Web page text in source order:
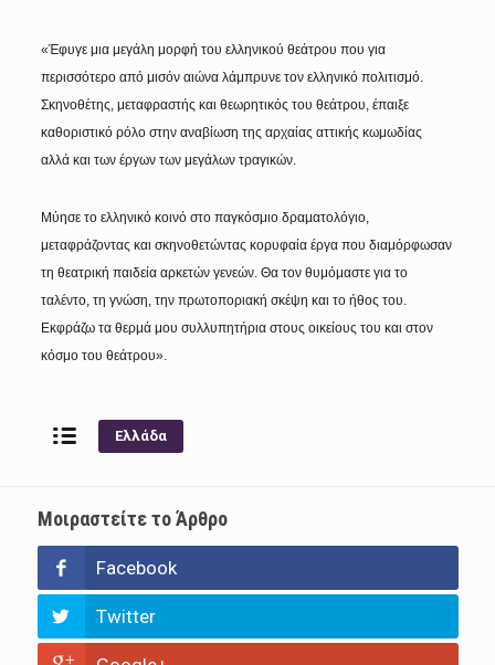
«Έφυγε μια μεγάλη μορφή του ελληνικού θεάτρου που για
περισσότερο από μισόν αιώνα λάμπρυνε τον ελληνικό πολιτισμό.
Σκηνοθέτης, μεταφραστής και θεωρητικός του θεάτρου, έπαιξε
καθοριστικό ρόλο στην αναβίωση της αρχαίας αττικής κωμωδίας
αλλά και των έργων των μεγάλων τραγικών.
Μύησε το ελληνικό κοινό στο παγκόσμιο δραματολόγιο,
μεταφράζοντας και σκηνοθετώντας κορυφαία έργα που διαμόρφωσαν
τη θεατρική παιδεία αρκετών γενεών. Θα τον θυμόμαστε για το
ταλέντο, τη γνώση, την πρωτοποριακή σκέψη και το ήθος του.
Εκφράζω τα θερμά μου συλλυπητήρια στους οικείους του και στον
κόσμο του θεάτρου».
Ελλάδα
Μοιραστείτε το Άρθρο
Facebook
Twitter